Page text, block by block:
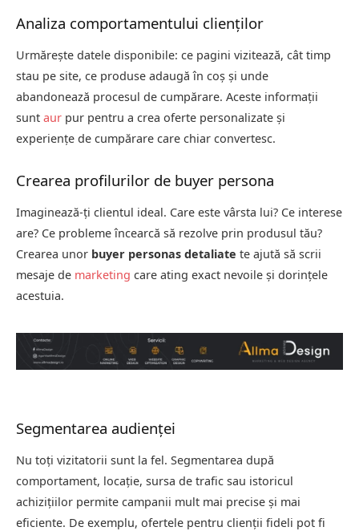
Analiza comportamentului clienților
Urmărește datele disponibile: ce pagini vizitează, cât timp
stau pe site, ce produse adaugă în coș și unde
abandonează procesul de cumpărare. Aceste informații
sunt aur pur pentru a crea oferte personalizate și
experiențe de cumpărare care chiar convertesc.
Crearea profilurilor de buyer persona
Imaginează-ți clientul ideal. Care este vârsta lui? Ce interese
are? Ce probleme încearcă să rezolve prin produsul tău?
Crearea unor buyer personas detaliate te ajută să scrii
mesaje de marketing care ating exact nevoile și dorințele
acestuia.
Segmentarea audienței
Nu toți vizitatorii sunt la fel. Segmentarea după
comportament, locație, sursa de trafic sau istoricul
achizițiilor permite campanii mult mai precise și mai
eficiente. De exemplu, ofertele pentru clienții fideli pot fi